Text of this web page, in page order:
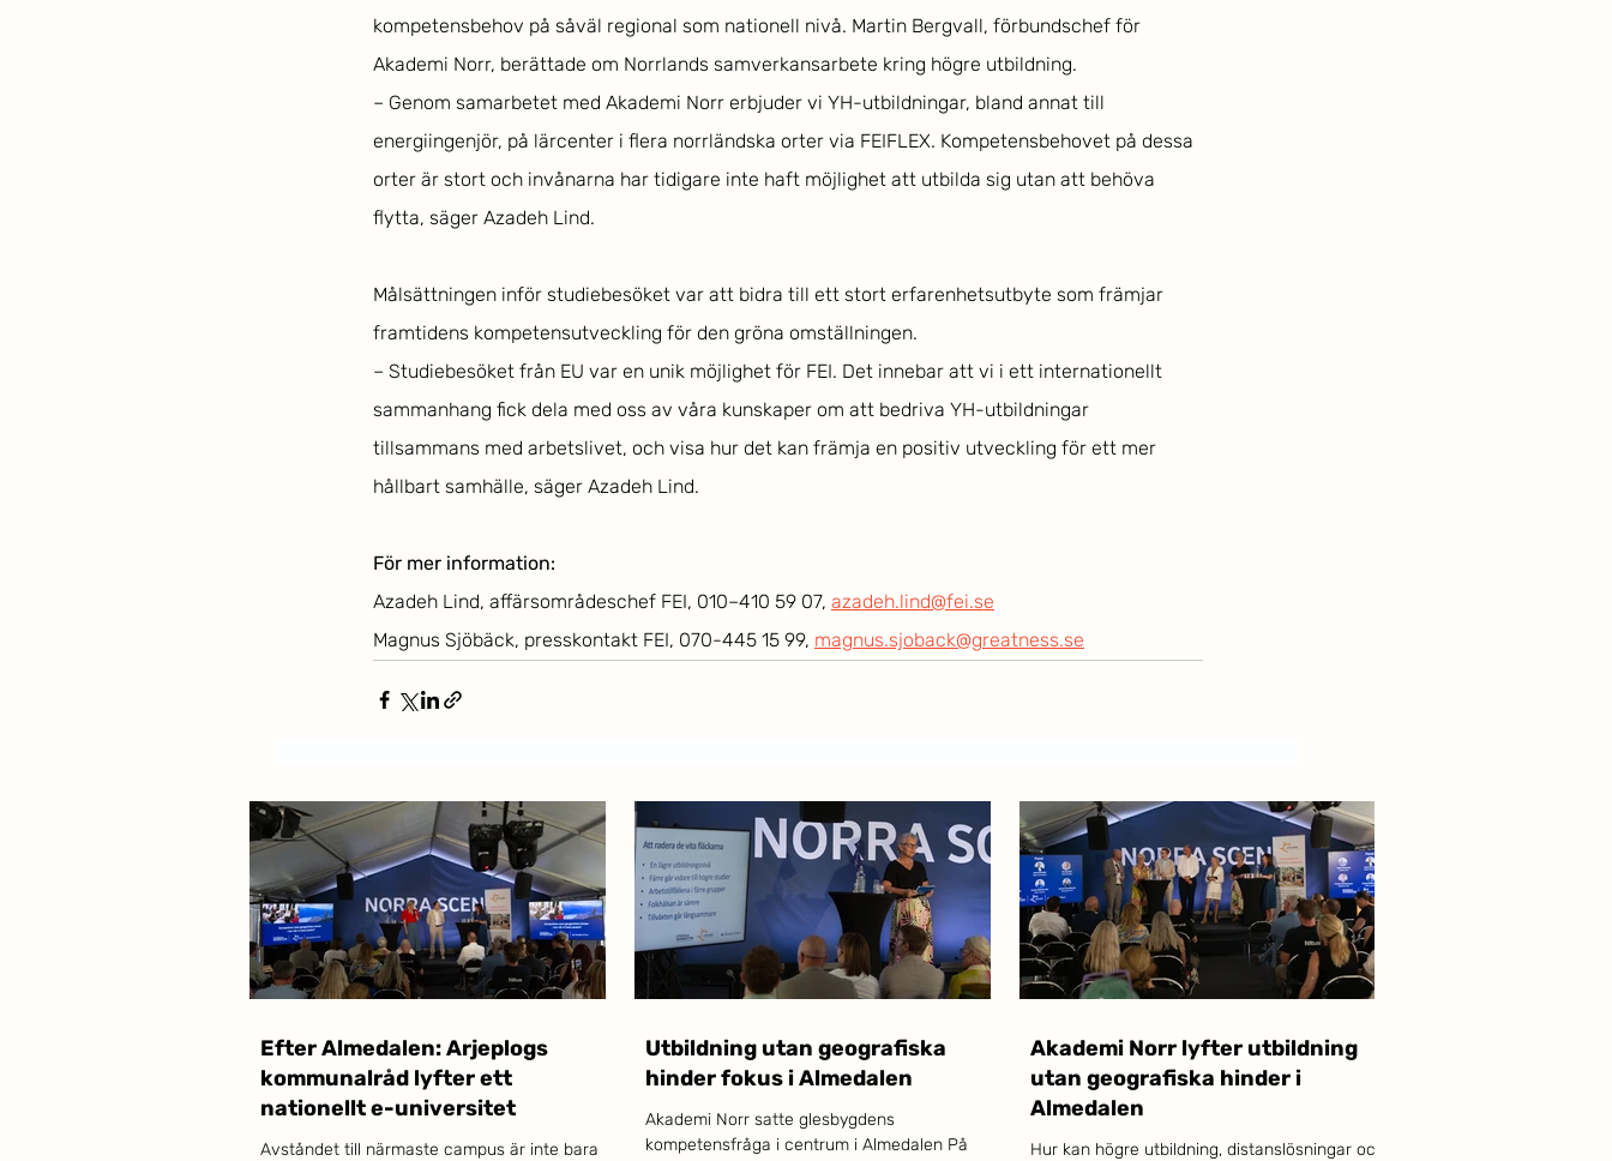
kompetensbehov på såväl regional som nationell nivå. Martin Bergvall, förbundschef för
Akademi Norr, berättade om Norrlands samverkansarbete kring högre utbildning.
– Genom samarbetet med Akademi Norr erbjuder vi YH-utbildningar, bland annat till
energiingenjör, på lärcenter i flera norrländska orter via FEIFLEX. Kompetensbehovet på dessa
orter är stort och invånarna har tidigare inte haft möjlighet att utbilda sig utan att behöva
flytta, säger Azadeh Lind.
Målsättningen inför studiebesöket var att bidra till ett stort erfarenhetsutbyte som främjar
framtidens kompetensutveckling för den gröna omställningen.
– Studiebesöket från EU var en unik möjlighet för FEI. Det innebar att vi i ett internationellt
sammanhang fick dela med oss av våra kunskaper om att bedriva YH-utbildningar
tillsammans med arbetslivet, och visa hur det kan främja en positiv utveckling för ett mer
hållbart samhälle, säger Azadeh Lind.
För mer information:
Azadeh Lind, affärsområdeschef FEI, 010–410 59 07, azadeh.lind@fei.se
Magnus Sjöbäck, presskontakt FEI, 070-445 15 99, magnus.sjoback@greatness.se
Efter Almedalen: Arjeplogs
kommunalråd lyfter ett
nationellt e-universitet
Avståndet till närmaste campus är inte bara
Utbildning utan geografiska
hinder fokus i Almedalen
Akademi Norr satte glesbygdens
kompetensfråga i centrum i Almedalen På
Akademi Norr lyfter utbildning
utan geografiska hinder i
Almedalen
Hur kan högre utbildning, distanslösningar och